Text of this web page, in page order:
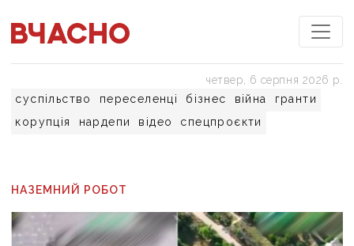
суспільство переселенці бізнес війна
гранти
корупція
нардепи відео спецпроєкти
четвер, 6 серпня 2026 р.
НАЗЕМНИЙ РОБОТ